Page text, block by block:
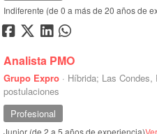
Indiferente (de 0 a más de 20 años de
Analista PMO
Grupo Expro · Híbrida; Las Condes,
postulaciones
Profesional